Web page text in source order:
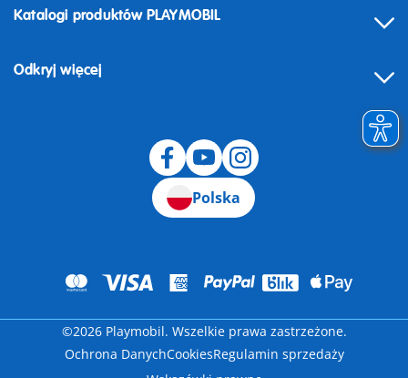
Odstąpienie od umowy
Katalogi produktów PLAYMOBIL
Odkryj więcej
Polska
©2026 Playmobil. Wszelkie prawa zastrzeżone.
Ochrona DanychCookiesRegulamin sprzedaży